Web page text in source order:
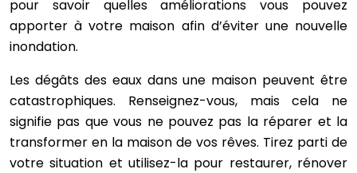
pour savoir quelles améliorations vous pouvez
apporter à votre maison afin d’éviter une nouvelle
inondation.
Les dégâts des eaux dans une maison peuvent être
catastrophiques. Renseignez-vous, mais cela ne
signifie pas que vous ne pouvez pas la réparer et la
transformer en la maison de vos rêves. Tirez parti de
votre situation et utilisez-la pour restaurer, rénover